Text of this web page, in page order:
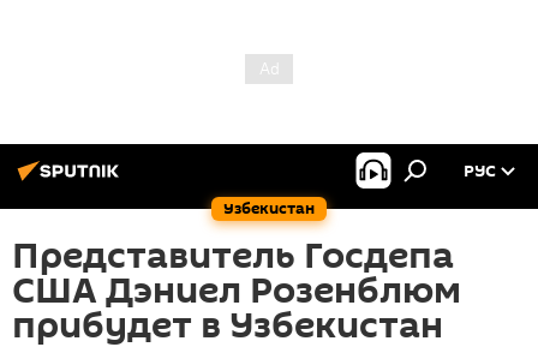
Узбекистан
РУС
Представитель Госдепа
США Дэниел Розенблюм
прибудет в Узбекистан